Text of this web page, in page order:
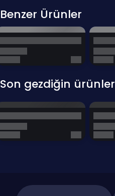
Benzer Ürünler
Son gezdiğin ürünler